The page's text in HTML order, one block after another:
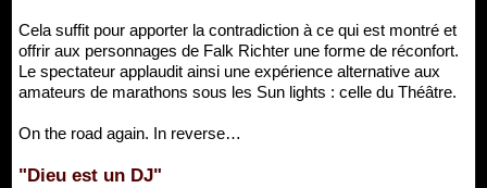
Cela suffit pour apporter la contradiction à ce qui est montré et
offrir aux personnages de Falk Richter une forme de réconfort.
Le spectateur applaudit ainsi une expérience alternative aux
amateurs de marathons sous les Sun lights : celle du Théâtre.
On the road again. In reverse…
"Dieu est un DJ"